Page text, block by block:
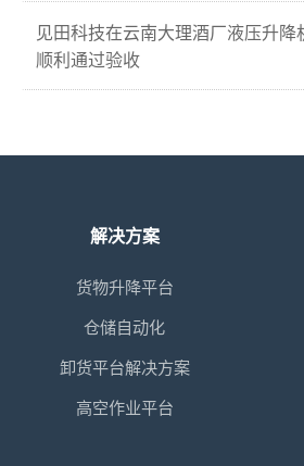
见田科技在云南大理酒厂液压升降
顺利通过验收
解决方案
货物升降平台
仓储自动化
卸货平台解决方案
高空作业平台